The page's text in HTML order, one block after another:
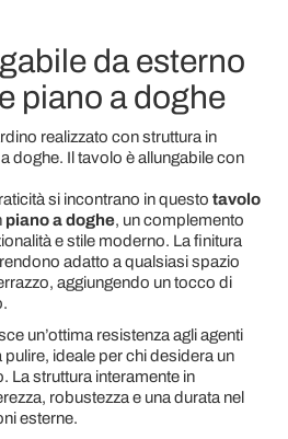
da esterno
piano a doghe
realizzato con struttura in
doghe. Il tavolo è allungabile con
si incontrano in questo tavolo
piano a doghe, un complemento
e stile moderno. La finitura
adatto a qualsiasi spazio
aggiungendo un tocco di
un’ottima resistenza agli agenti
ideale per chi desidera un
La struttura interamente in
robustezza e una durata nel
esterne.